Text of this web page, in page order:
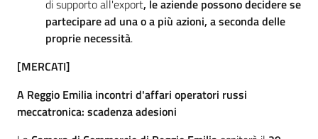
di supporto all'export, le aziende possono decidere se
partecipare ad una o a più azioni, a seconda delle
proprie necessità.
[MERCATI]
A Reggio Emilia incontri d'affari operatori russi
meccatronica: scadenza adesioni